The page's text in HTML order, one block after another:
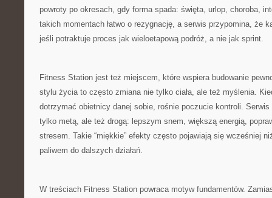
powroty po okresach, gdy forma spada: święta, urlop, choroba,
takich momentach łatwo o rezygnację, a serwis przypomina, że
jeśli potraktuje proces jak wieloetapową podróż, a nie jak sprint.
Fitness Station jest też miejscem, które wspiera budowanie
stylu życia to często zmiana nie tylko ciała, ale też myślenia.
dotrzymać obietnicy danej sobie, rośnie poczucie kontroli.
tylko metą, ale też drogą: lepszym snem, większą energią,
stresem. Takie “miękkie” efekty często pojawiają się wcześniej
paliwem do dalszych działań.
W treściach Fitness Station powraca motyw fundamentów.